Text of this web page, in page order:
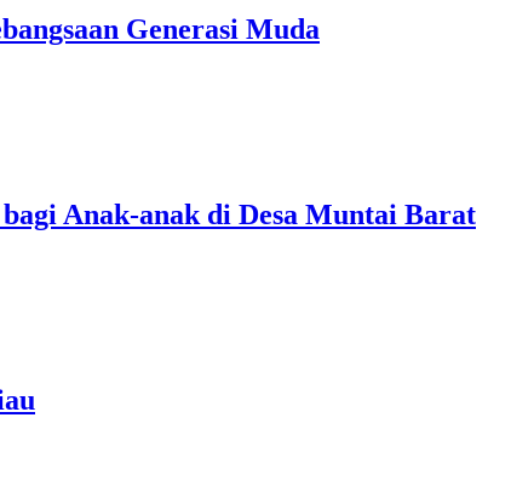
Generasi Muda
Anak-anak di Desa Muntai Barat